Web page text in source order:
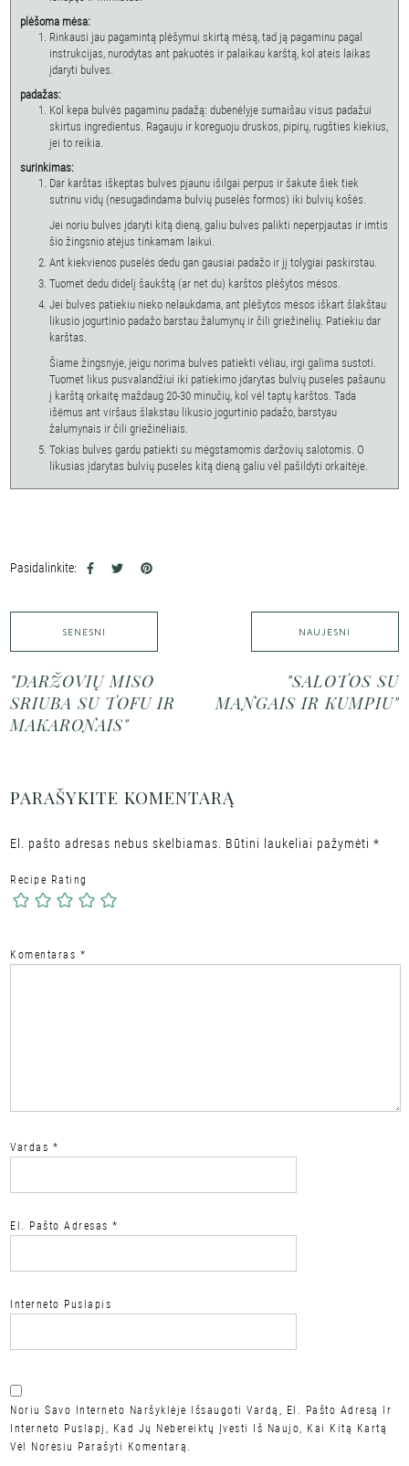
plėšoma mėsa:
Rinkausi jau pagamintą plėšymui skirtą mėsą, tad ją pagaminu pagal
instrukcijas, nurodytas ant pakuotės ir palaikau karštą, kol ateis laikas
įdaryti bulves.
padažas:
Kol kepa bulvės pagaminu padažą: dubenėlyje sumaišau visus padažui
skirtus ingredientus. Ragauju ir koreguoju druskos, pipirų, rugšties kiekius,
jei to reikia.
surinkimas:
Dar karštas iškeptas bulves pjaunu išilgai perpus ir šakute šiek tiek
sutrinu vidų (nesugadindama bulvių puselės formos) iki bulvių košės.
Jei noriu bulves įdaryti kitą dieną, galiu bulves palikti neperpjautas ir imtis
šio žingsnio atėjus tinkamam laikui.
Ant kiekvienos puselės dedu gan gausiai padažo ir jį tolygiai paskirstau.
Tuomet dedu didelį šaukštą (ar net du) karštos plėšytos mėsos.
Jei bulves patiekiu nieko nelaukdama, ant plėšytos mėsos iškart šlakštau
likusio jogurtinio padažo barstau žalumynų ir čili griežinėlių. Patiekiu dar
karštas.
Šiame žingsnyje, jeigu norima bulves patiekti vėliau, irgi galima sustoti.
Tuomet likus pusvalandžiui iki patiekimo įdarytas bulvių puseles pašaunu
į karštą orkaitę maždaug 20-30 minučių, kol vėl taptų karštos. Tada
išėmus ant viršaus šlakstau likusio jogurtinio padažo, barstyau
žalumynais ir čili griežinėliais.
Tokias bulves gardu patiekti su mėgstamomis daržovių salotomis. O
likusias įdarytas bulvių puseles kitą dieną galiu vėl pašildyti orkaitėje.
Pasidalinkite:
SENESNI
"DARŽOVIŲ MISO
SRIUBA SU TOFU IR
MAKARONAIS"
NAUJESNI
"SALOTOS SU
MANGAIS IR KUMPIU"
PARAŠYKITE KOMENTARĄ
El. pašto adresas nebus skelbiamas. Būtini laukeliai pažymėti*
Recipe Rating
Komentaras *
Vardas *
El. Pašto Adresas*
Interneto Puslapis
Noriu Savo Interneto Naršyklėje Išsaugoti Vardą, El. Pašto Adresą Ir
Interneto Puslapį, Kad Jų Nebereiktų Įvesti Iš Naujo, Kai Kitą Kartą
Vėl Norėsiu Parašyti Komentarą.